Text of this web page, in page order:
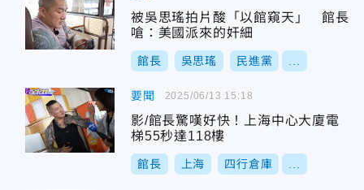
被吳思瑤拍片酸「以館窺天」 館長
嗆：美國派來的奸細
館長 吳思瑤 民進黨
要聞
影/館長驚嘆好快！上海中心大廈電
梯55秒達118樓
館長 上海 四行倉庫
2025/06/13 15:18